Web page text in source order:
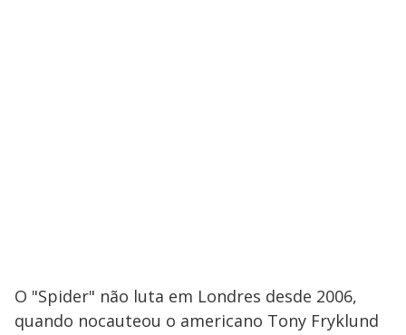
O "Spider" não luta em Londres desde 2006,
quando nocauteou o americano Tony Fryklund